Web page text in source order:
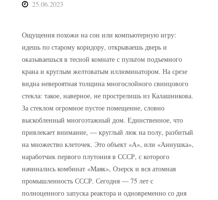
25.06.2023
Ощущения похожи на сон или компьютерную игру:
идешь по старому коридору, открываешь дверь и
оказываешься в тесной комнате с пультом подъемного
крана и круглым желтоватым иллюминатором. На срезе
видна невероятная толщина многослойного свинцового
стекла: такое, наверное, не прострелишь из Калашникова.
За стеклом огромное пустое помещение, словно
выскобленный многоэтажный дом. Единственное, что
привлекает внимание, — круглый люк на полу, разбитый
на множество клеточек. Это объект «А», или «Аннушка»,
наработчик первого плутония в СССР, с которого
начинались комбинат «Маяк», Озерск и вся атомная
промышленность СССР. Сегодня — 75 лет с
полноценного запуска реактора и одновременно со дня